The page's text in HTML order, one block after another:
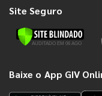
Site Seguro
Baixe o App GIV